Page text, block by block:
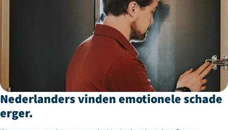
Nederlanders vinden emotionele schade
erger.